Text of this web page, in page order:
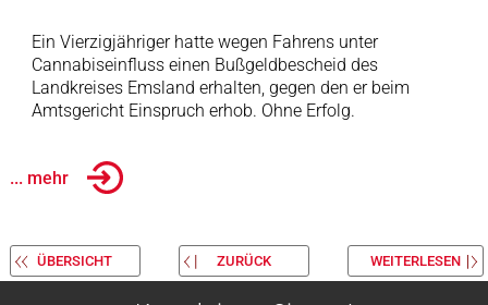
Ein Vierzigjähriger hatte wegen Fahrens unter
Cannabiseinfluss einen Bußgeldbescheid des
Landkreises Emsland erhalten, gegen den er beim
Amtsgericht Einspruch erhob. Ohne Erfolg.
... mehr
ÜBERSICHT ZURÜCK WEITERLESEN